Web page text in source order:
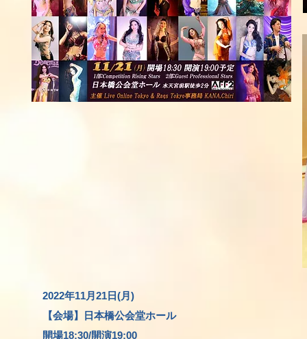
2022年11月21日(月)
【会場】
日本橋公会堂ホール
開場18:30/開演19:00